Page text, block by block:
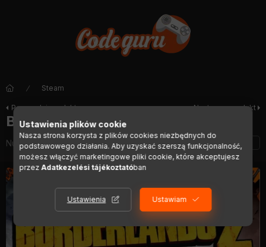
Steam
Poprzedni produkt Następny produkt
Borderlands 2 (EU)
Numer artykułu:DIGI01288
Ustawienia plików cookie
Nasza strona korzysta z plików cookies niezbędnych do
podstawowego działania. Aby uzyskać szerszą funkcjonalność,
możesz włączyć marketingowe pliki cookie, które akceptujesz
przezAdatkezelési tájékoztatóban
Ustawienia Ustawiam